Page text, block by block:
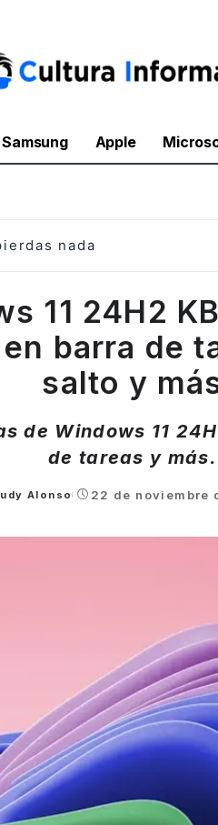
Samsung Apple
nada
11 24H2
barra de
salto y
de Windows 11
de tareas y más.
Alonso 22 de noviembre